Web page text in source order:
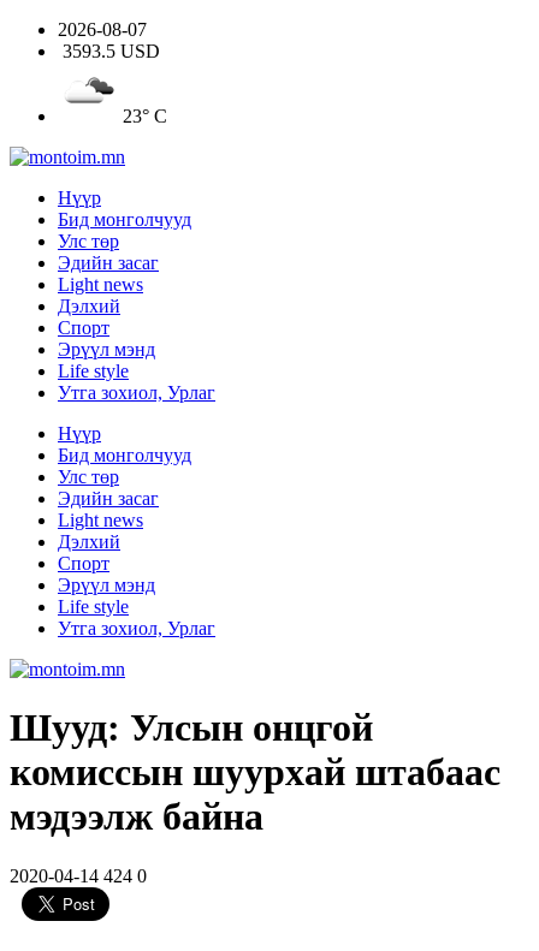
2026-08-07
3593.5 USD
23° C
Нүүр
Бид монголчууд
Улс төр
Эдийн засаг
Light news
Дэлхий
Спорт
Эрүүл мэнд
Life style
Утга зохиол, Урлаг
Нүүр
Бид монголчууд
Улс төр
Эдийн засаг
Light news
Дэлхий
Спорт
Эрүүл мэнд
Life style
Утга зохиол, Урлаг
Шууд: Улсын онцгой
комиссын шуурхай штабаас
мэдээлж байна
2020-04-14 424 0